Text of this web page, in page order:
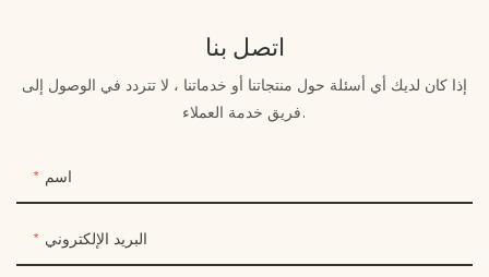
اتصل بنا
إذا كان لديك أي أسئلة حول منتجاتنا أو خدماتنا ، لا تتردد في الوصول إلى
فريق خدمة العملاء.
اسم
البريد الإلكتروني